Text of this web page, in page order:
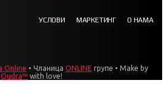
УСЛОВИ МАРКЕТИНГ О НАМА
Online • Чланица ONLINE групе • Make by
Qudra™ with love!